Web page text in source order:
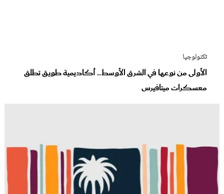
تكنولوجيا
الأولى من نوعها في الشرق الأوسط.. أكاديمية طويق تطلق
معسكرات ميتافيرس